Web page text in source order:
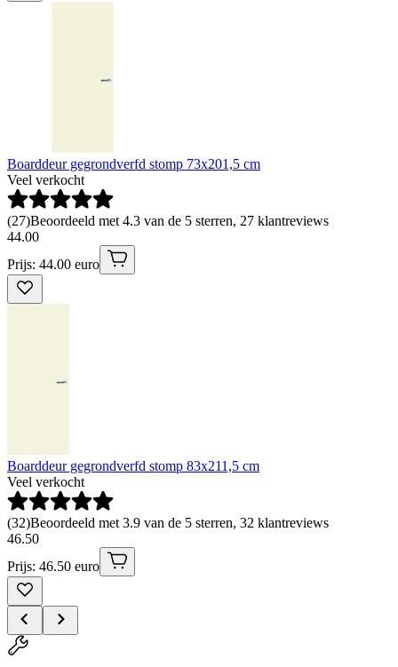
Boarddeur gegrondverfd stomp 73x201,5 cm
Veel verkocht
(27)Beoordeeld met 4.3 van de 5 sterren, 27 klantreviews
44.00
Prijs: 44.00 euro
Boarddeur gegrondverfd stomp 83x211,5 cm
Veel verkocht
(32)Beoordeeld met 3.9 van de 5 sterren, 32 klantreviews
46.50
Prijs: 46.50 euro